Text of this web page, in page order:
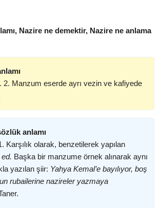
Nazire ne demektir, Nazire ne anlama
2. Manzum eserde ayrı vezin ve kafiyede
anlamı
Karşılık olarak, benzetilerek yapılan
ed. Başka bir manzume örnek alınarak aynı
yazılan şiir: Yahya Kemal’e bayılıyor, boş
rubailerine nazireler yazmaya